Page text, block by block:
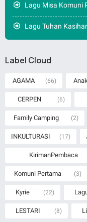
Lagu Misa Komuni
Lagu Tuhan
Label Cloud
AGAMA (66)
CERPEN (6)
Family Camping (2)
INKULTURASI (17)
KirimanPembaca
Komuni Pertama (3)
Kyrie (22)
LESTARI (8)